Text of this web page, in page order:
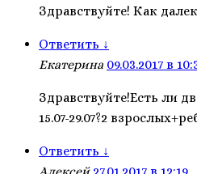
Здравствуйте! Как
Ответить ↓
Екатерина 09.03.2017 в
Здравствуйте!Есть ли
15.07-29.07?2
Ответить ↓
Алексей 27.01.2017 в 12:19